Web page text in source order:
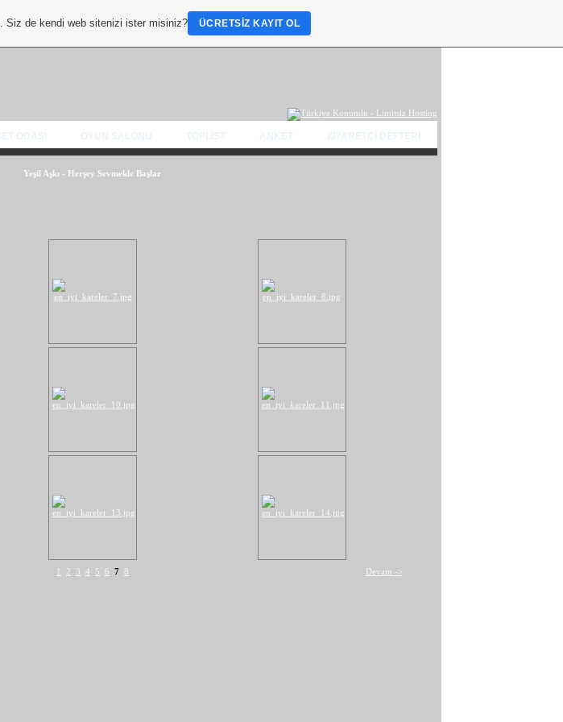
Yeşil Aşkı - Herşey Sevmekle Başlar
1 2 3 4 5 6 7 8 Devam ->
Siz de kendi web sitenizi ister misiniz? ÜCRETSIZ KAYIT OL